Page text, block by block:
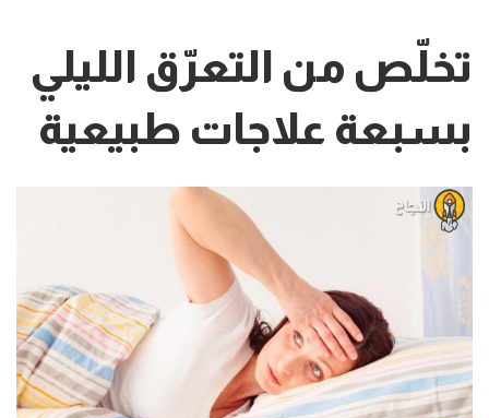
تخلّص من التعرّق الليلي
بسبعة علاجات طبيعية